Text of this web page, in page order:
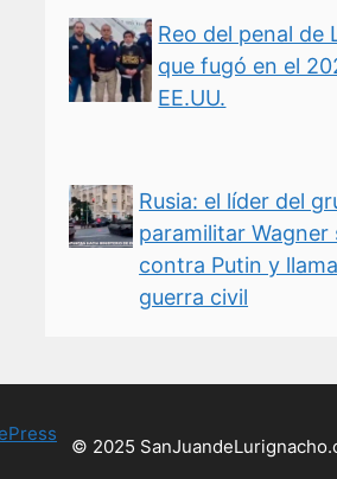
Reo del penal de
que fugó en el
EE.UU.
Rusia: el líder del
paramilitar Wagner
contra Putin y
guerra civil
© 2025